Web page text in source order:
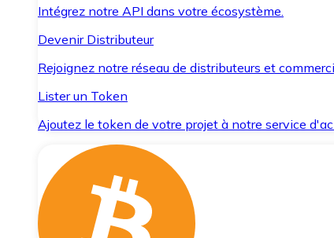
Intégrez notre API dans votre écosystème.
Devenir Distributeur
Rejoignez notre réseau de distributeurs et
Lister un Token
Ajoutez le token de votre projet à notre service